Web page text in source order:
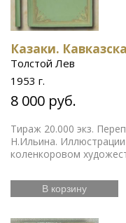
Казаки.
Толстой Лев
1953 г.
8 000 руб.
Тираж 20.000 экз.
Н.Ильина.
коленкоровом
В корзину